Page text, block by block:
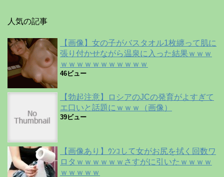
人気の記事
【画像】女の子がバスタオル1枚纏って肌に
張り付かせながら温泉に入った結果ｗｗｗ
ｗｗｗｗｗｗｗｗｗｗｗ
46ビュー
【勃起注意】ロシアのJCの発育がよすぎて
エ口いと話題にｗｗｗ（画像）
39ビュー
【画像あり】ｳﾝｺして女がお尻を拭く回数ワ
ロタｗｗｗｗｗｗさすがに引いたｗｗｗｗ
ｗｗｗｗｗ